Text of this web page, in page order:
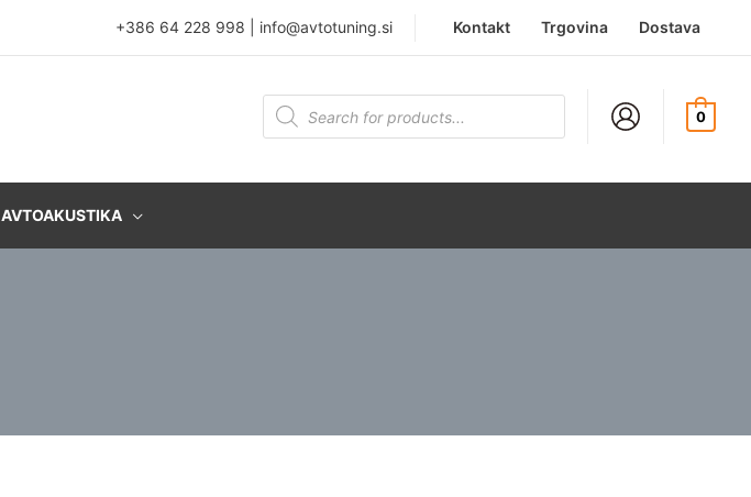
+386 64 228 998 info@avtotuning.si Kontakt Trgovina Dostava
Products
search 0
AVTOAKUSTIKA